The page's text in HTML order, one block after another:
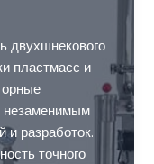
двухшнекового
пластмасс и
незаменимым
и разработок.
точного